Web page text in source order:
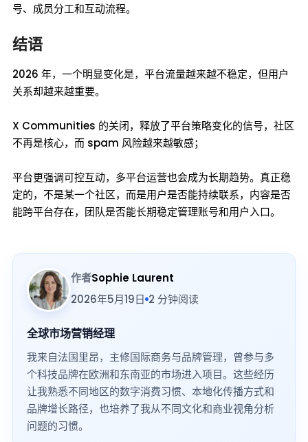
号、成员分工和互动流程。
结语
2026 年，一个明显变化是，平台流量越来越不稳定，但用户
关系却越来越重要。
X Communities 的关闭，释放了平台策略变化的信号，社区
不再是核心，而 spam 风险越来越敏感；
平台更强调可控互动，多平台运营也会成为长期趋势。真正稳
定的，不是某一个社区，而是用户是否能持续联系，内容是否
能跨平台存在，团队是否能长期稳定管理账号和用户入口。
作者Sophie Laurent
2026年5月19日 2 分钟阅读
全球市场营销经理
我来自法国里昂，主修国际商务与品牌管理，曾参与多
个科技品牌在欧洲和东南亚的市场进入项目。这些经历
让我熟悉不同地区的数字消费习惯、本地化传播方式和
品牌增长路径，也培养了我从不同文化和商业视角分析
问题的习惯。